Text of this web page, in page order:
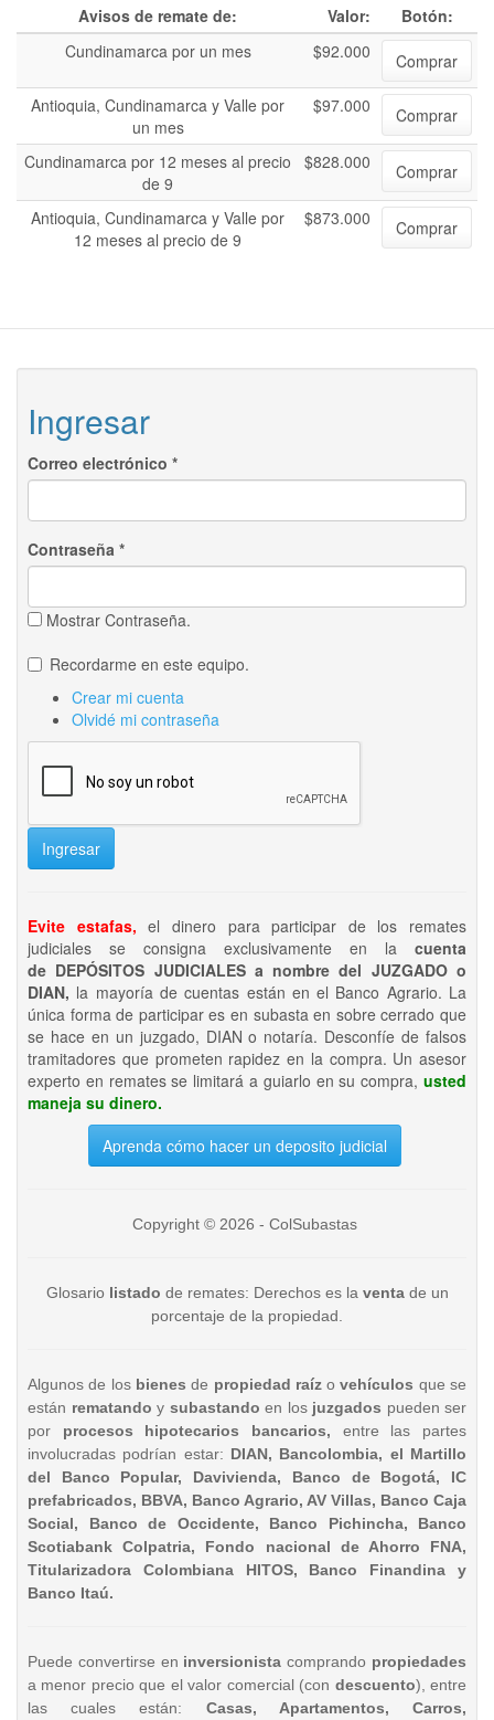
Avisos de remate de:
Valor:
Botón:
Cundinamarca por un mes
$92.000
Comprar
Antioquia, Cundinamarca y Valle por
un mes
$97.000 Comprar
Cundinamarca por 12 meses al precio
de 9
$828.000 Comprar
Antioquia, Cundinamarca y Valle por
12 meses al precio de 9
$873.000 Comprar
Ingresar
Correo electrónico *
Contraseña *
Mostrar Contraseña.
Recordarme en este equipo.
Crear mi cuenta
Olvidé mi contraseña
Ingresar
Evite estafas, el dinero para participar de los remates
judiciales se consigna exclusivamente en la cuenta
de DEPÓSITOS JUDICIALES a nombre del JUZGADO o
DIAN, la mayoría de cuentas están en el Banco Agrario. La
única forma de participar es en subasta en sobre cerrado que
se hace en un juzgado, DIAN o notaría. Desconfíe de falsos
tramitadores que prometen rapidez en la compra. Un asesor
experto en remates se limitará a guiarlo en su compra, usted
maneja su dinero.
Aprenda cómo hacer un deposito judicial
Copyright © 2026 - ColSubastas
Glosario listado de remates: Derechos es la ventade un
porcentaje de la propiedad.
Algunos de los bienesde propiedad raízo vehículos que se
están rematando y subastando en los juzgados pueden ser
por procesos hipotecarios bancarios, entre las partes
involucradas podrían estar: DIAN, Bancolombia, el Martillo
del Banco Popular, Davivienda, Banco de Bogotá, IC
prefabricados, BBVA, Banco Agrario, AV Villas, Banco Caja
Social, Banco de Occidente, Banco Pichincha, Banco
Scotiabank Colpatria, Fondo nacional de Ahorro FNA,
Titularizadora Colombiana HITOS, Banco Finandina y
Banco Itaú.
Puede convertirse en inversionista comprando propiedades
a menor precio que el valor comercial (con descuento), entre
las cuales están: Casas, Apartamentos, Carros,